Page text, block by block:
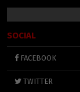
SOCIAL
FACEBOOK
TWITTER